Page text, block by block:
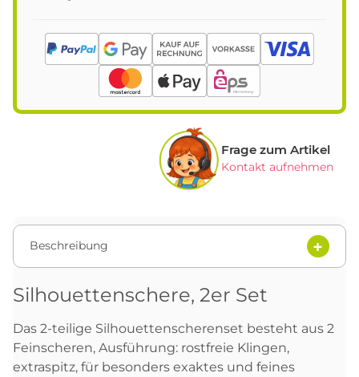
Frage zum Artikel
Kontakt aufnehmen
Beschreibung
Silhouettenschere, 2er Set
Das 2-teilige Silhouettenscherenset besteht aus 2
Feinscheren, Ausführung: rostfreie Klingen,
extraspitz, für besonders exaktes und feines